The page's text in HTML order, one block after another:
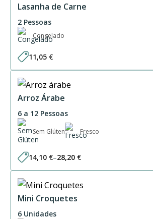
61,50 €
Lasanha de Carne
2 Pessoas
Congelado
11,05 €
Arroz Árabe
6 a 12 Pessoas
Sem Glúten Fresco
14,10 €–28,20 €
Price
range:
through
28,20 €
Mini Croquetes
6 Unidades